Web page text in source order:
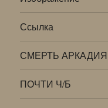
Ссылка
СМЕРТЬ АРКАДИЯ
ПОЧТИ Ч/Б